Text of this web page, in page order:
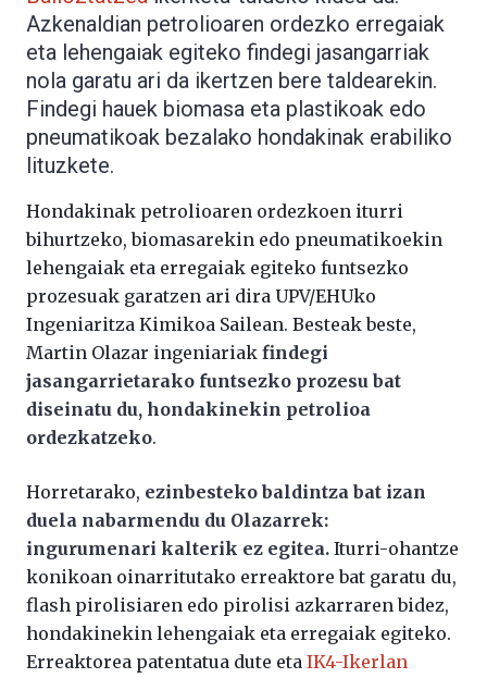
Azkenaldian petrolioaren ordezko erregaiak
eta lehengaiak egiteko findegi jasangarriak
nola garatu ari da ikertzen bere taldearekin.
Findegi hauek biomasa eta plastikoak edo
pneumatikoak bezalako hondakinak erabiliko
lituzkete.
Hondakinak petrolioaren ordezkoen iturri
bihurtzeko, biomasarekin edo pneumatikoekin
lehengaiak eta erregaiak egiteko funtsezko
prozesuak garatzen ari dira UPV/EHUko
Ingeniaritza Kimikoa Sailean. Besteak beste,
Martin Olazar ingeniariak findegi
jasangarrietarako funtsezko prozesu bat
diseinatu du, hondakinekin petrolioa
ordezkatzeko.
Horretarako, ezinbesteko baldintza bat izan
duela nabarmendu du Olazarrek:
ingurumenari kalterik ez egitea. Iturri-ohantze
konikoan oinarritutako erreaktore bat garatu du,
flash pirolisiaren edo pirolisi azkarraren bidez,
hondakinekin lehengaiak eta erregaiak egiteko.
Erreaktorea patentatua dute eta IK4-Ikerlan